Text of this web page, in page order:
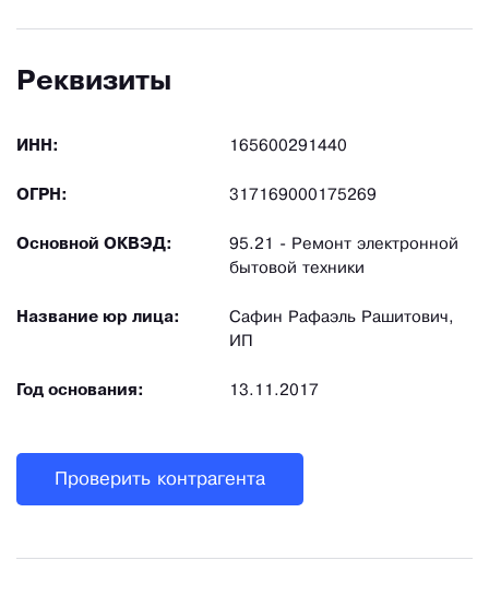
Реквизиты
ИНН: 165600291440
ОГРН: 317169000175269
Основной ОКВЭД:
95.21 - Ремонт электронной
бытовой техники
Название юр лица:
Сафин Рафаэль Рашитович,
ИП
Год основания: 13.11.2017
Проверить контрагента